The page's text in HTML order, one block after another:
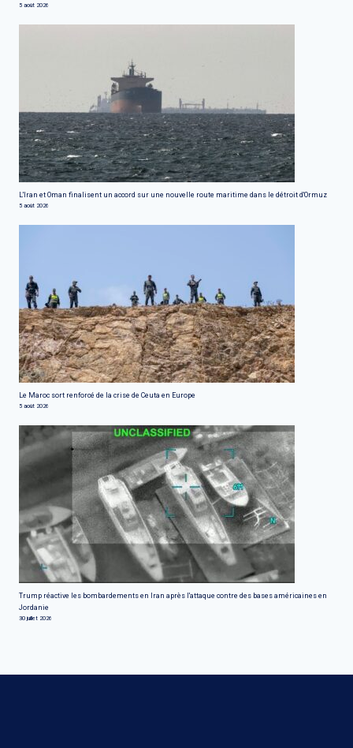
5 août 2026
L'Iran et Oman finalisent un accord sur une nouvelle route maritime dans le détroit d'Ormuz
5 août 2026
Le Maroc sort renforcé de la crise de Ceuta en Europe
5 août 2026
Trump réactive les bombardements en Iran après l'attaque contre des bases américaines en
Jordanie
30 juillet 2026